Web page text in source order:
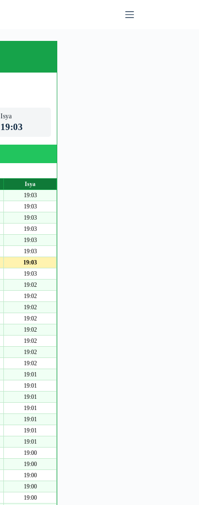
Isya
19:03
Isya
19:03
19:03
19:03
19:03
19:03
19:03
19:03
19:03
19:02
19:02
19:02
19:02
19:02
19:02
19:02
19:02
19:01
19:01
19:01
19:01
19:01
19:01
19:01
19:00
19:00
19:00
19:00
19:00